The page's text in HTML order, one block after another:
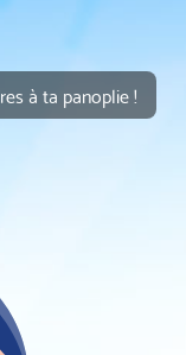
à ta panoplie !